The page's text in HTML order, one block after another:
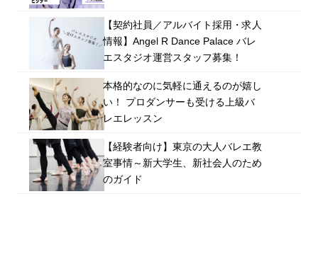
【契約社員／アルバイト採用・求人
情報】Angel R Dance Palace バレ
エスタジオ運営スタッフ募集！
本格的なのに気軽に通えるのが嬉し
い！ プロダンサーも受ける上級バ
レエレッスン
【経験者向け】東京の大人バレエ教
室事情～新大学生、新社会人のため
のガイド